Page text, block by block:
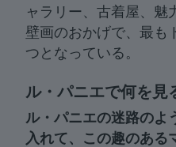
ャラリー、古着屋、魅
壁画のおかげで、最も
つとなっている。
ル・パニエで何を見
ル・パニエの迷路のよ
入れて、この趣のある